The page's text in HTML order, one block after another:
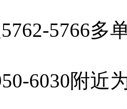
5766多
6030附近